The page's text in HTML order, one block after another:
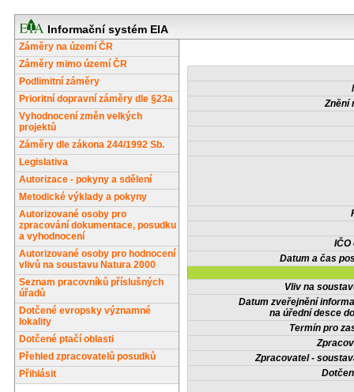
Informační systém EIA
Záměry na území ČR
Záměry mimo území ČR
Podlimitní záměry
Prioritní dopravní záměry dle §23a
Vyhodnocení změn velkých
projektů
Záměry dle zákona 244/1992 Sb.
Legislativa
Autorizace - pokyny a sdělení
Metodické výklady a pokyny
Autorizované osoby pro
zpracování dokumentace, posudku
a vyhodnocení
Autorizované osoby pro hodnocení
vlivů na soustavu Natura 2000
Seznam pracovníků příslušných
úřadů
Dotčené evropsky významné
lokality
Dotčené ptačí oblasti
Přehled zpracovatelů posudků
Přihlásit
Znění
IČO
Datum a čas
Vliv na
Datum zveřejnění
na úřední desce
Termín pro
Zpracovatel -